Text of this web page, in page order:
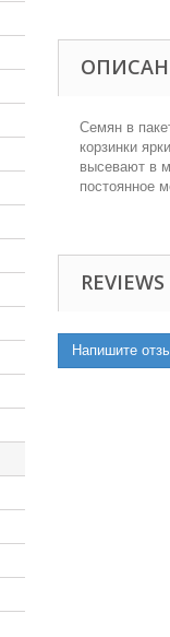
Семян в
корзинки
высевают в
постоянное
Напишите